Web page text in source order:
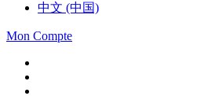
中文 (中国)
Mon Compte